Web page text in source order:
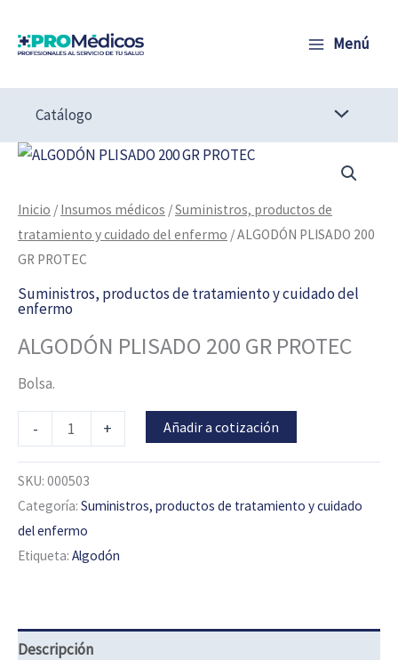
contenido
Menú
Catálogo
Inicio / Insumos médicos /Suministros, productos de
tratamiento y cuidado del enfermo / ALGODÓN PLISADO 200
GR PROTEC
Suministros, productos de tratamiento y cuidado del
enfermo
ALGODÓN PLISADO 200 GR PROTEC
Bolsa.
-
ALGODÓN
200
GR
PROTEC
+ Añadir a cotización
SKU: 000503
Categoría: Suministros, productos de tratamiento y cuidado
del enfermo
Etiqueta: Algodón
Descripción